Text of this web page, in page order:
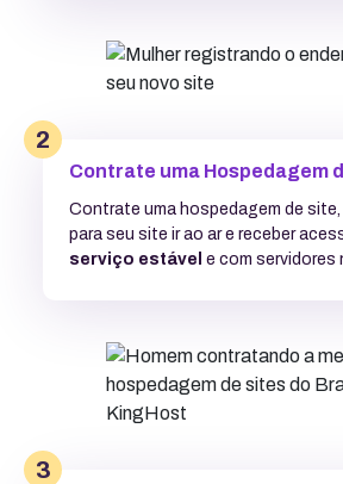
2
Contrate uma Hospedagem
Contrate uma hospedagem de
para seu site ir ao ar e receber
serviço estável e com servidores
3